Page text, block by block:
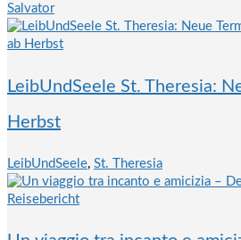
Salvator
LeibUndSeele St. Theresia:
Herbst
LeibUndSeele, St. Theresia